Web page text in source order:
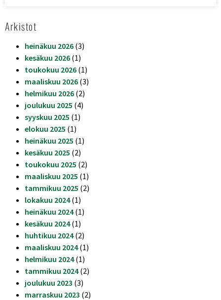
Arkistot
heinäkuu 2026 (3)
kesäkuu 2026 (1)
toukokuu 2026 (1)
maaliskuu 2026 (3)
helmikuu 2026 (2)
joulukuu 2025 (4)
syyskuu 2025 (1)
elokuu 2025 (1)
heinäkuu 2025 (1)
kesäkuu 2025 (2)
toukokuu 2025 (2)
maaliskuu 2025 (1)
tammikuu 2025 (2)
lokakuu 2024(1)
heinäkuu 2024(1)
kesäkuu 2024(1)
huhtikuu 2024(2)
maaliskuu 2024(1)
helmikuu 2024(1)
tammikuu 2024(2)
joulukuu 2023 (3)
marraskuu 2023 (2)